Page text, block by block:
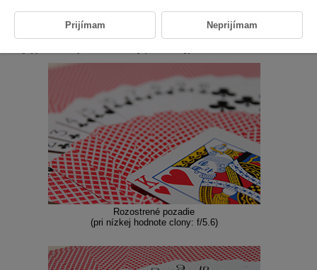
dostane väčšia časť pozadia a popredia. Naopak, nastavením nižšieho
clonového čísla (väčšieho clonového otvoru) sa do rozsahu prijateľného
zaostrenia dostane menšia časť pozadia a popredia.
Rozostrené pozadie
(pri nízkej hodnote clony: f/5.6)
Prijímam Neprijímam